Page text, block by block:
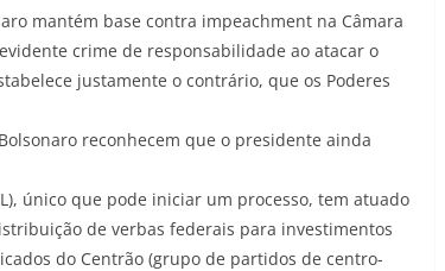
mantém base contra impeachment na Câmara
crime de responsabilidade ao atacar o
justamente o contrário, que os Poderes
reconhecem que o presidente ainda
único que pode iniciar um processo, tem atuado
de verbas federais para investimentos
do Centrão (grupo de partidos de centro-